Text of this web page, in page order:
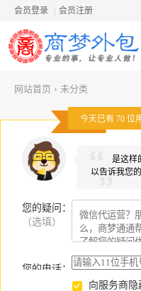
会员登录 会员注册
网站首页 › 未分类
今天已有 70 位
是这样
以告诉我您
您的疑问
（选填）
：
您的电话：
向服务商